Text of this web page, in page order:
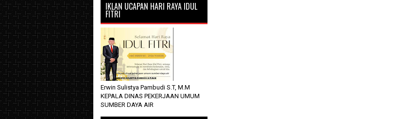
IKLAN UCAPAN HARI RAYA IDUL
FITRI
Erwin Sulistya Pambudi S.T, M.M
KEPALA DINAS PEKERJAAN UMUM
SUMBER DAYA AIR